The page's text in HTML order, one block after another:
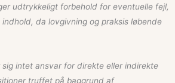
udtrykkeligt forbehold for eventuelle fejl,
da lovgivning og praksis løbende
intet ansvar for direkte eller indirekte
truffet på baggrund af